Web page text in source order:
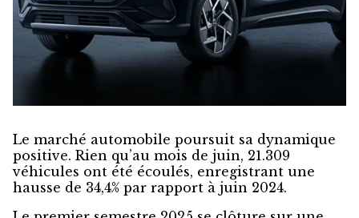
Le marché automobile poursuit sa dynamique
positive. Rien qu’au mois de juin, 21.309
véhicules ont été écoulés, enregistrant une
hausse de 34,4% par rapport à juin 2024.